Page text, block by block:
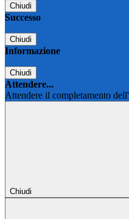
Chiudi
Successo
Chiudi
Informazione
Chiudi
Attendere...
Attendere il completamento
Chiudi